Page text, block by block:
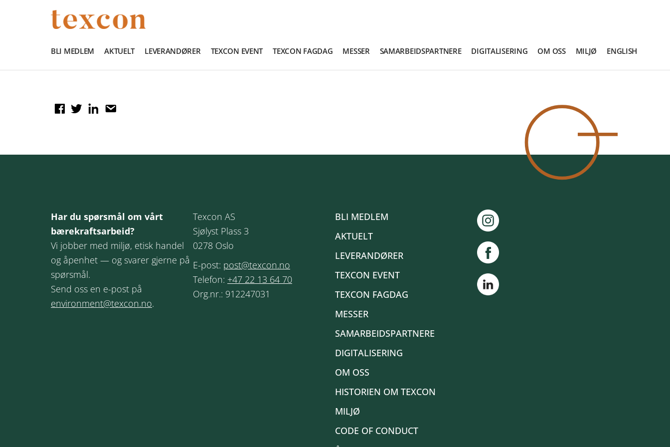
BLI MEDLEM AKTUELT LEVERANDØRER TEXCON EVENT TEXCON FAGDAG MESSER SAMARBEIDSPARTNERE DIGITALISERING OM OSS MILJØ ENGLISH
Har du spørsmål om vårt
bærekraftsarbeid?
Vi jobber med miljø, etisk handel
og åpenhet — og svarer gjerne på
spørsmål.
Send oss en e-post på
environment@texcon.no.
Texcon AS
Sjølyst Plass 3
0278 Oslo
E-post: post@texcon.no
Telefon: +47 22 13 64 70
Org.nr.: 912247031
BLI MEDLEM
AKTUELT
LEVERANDØRER
TEXCON EVENT
TEXCON FAGDAG
MESSER
SAMARBEIDSPARTNERE
DIGITALISERING
OM OSS
HISTORIEN OM TEXCON
MILJØ
CODE OF CONDUCT